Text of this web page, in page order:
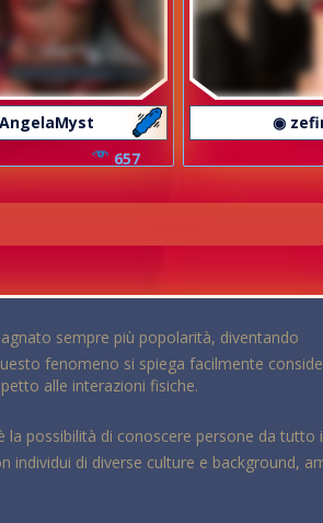
657
◉
sempre più popolarità, diventando
fenomeno si spiega facilmente
alle interazioni fisiche.
la possibilità di conoscere persone da tutto
individui di diverse culture e background,